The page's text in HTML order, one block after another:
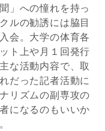
」への憧れを持っ
ルの勧誘には脇目
会。大学の体育各
ト上や月１回発行
な活動内容で、取
だった記者活動に
リズムの副専攻の
になるのもいいか